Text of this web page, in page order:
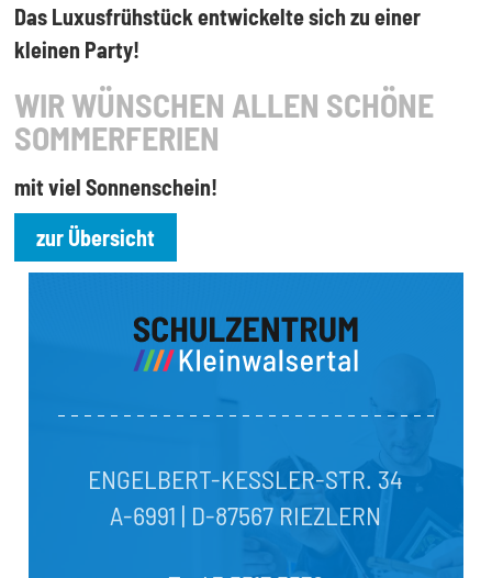
Das Luxusfrühstück entwickelte sich zu einer
kleinen Party!
WIR WÜNSCHEN ALLEN SCHÖNE
SOMMERFERIEN
mit viel Sonnenschein!
zur Übersicht
ENGELBERT-KESSLER-STR. 34
A-6991 | D-87567 RIEZLERN